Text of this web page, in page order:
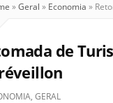
»Geral » Economia »
de
, GERAL